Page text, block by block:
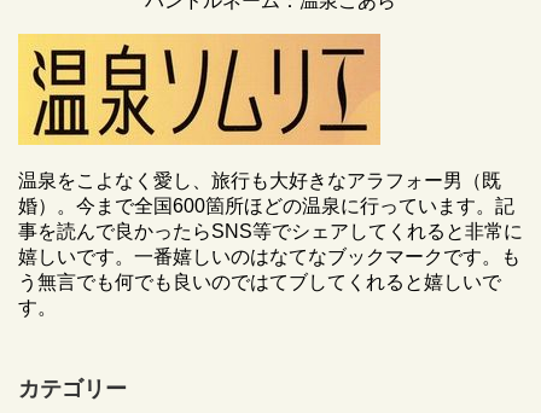
温泉をこよなく愛し、旅行も大好きなアラフォー男（既
婚）。今まで全国600箇所ほどの温泉に行っています。記
事を読んで良かったらSNS等でシェアしてくれると非常に
嬉しいです。一番嬉しいのはなてなブックマークです。も
う無言でも何でも良いのではてブしてくれると嬉しいで
す。
カテゴリー